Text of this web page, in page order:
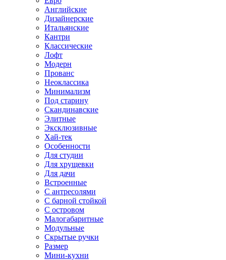
Английские
Дизайнерские
Итальянские
Кантри
Классические
Лофт
Модерн
Прованс
Неоклассика
Минимализм
Под старину
Скандинавские
Элитные
Эксклюзивные
Хай-тек
Особенности
Для студии
Для хрущевки
Для дачи
Встроенные
С антресолями
С барной стойкой
С островом
Малогабаритные
Модульные
Скрытые ручки
Размер
Мини-кухни